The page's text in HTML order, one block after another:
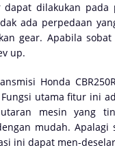
dapat dilakukan
ada perpedaan
gear. Apabila
up.
Honda
utama fitur ini
mesin yang
mudah.
ini dapat men-